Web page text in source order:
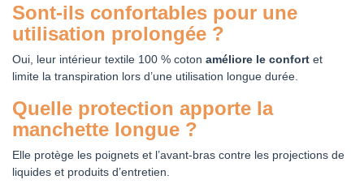
Sont-ils confortables pour une
utilisation prolongée ?
Oui, leur intérieur textile 100 % coton améliore le confort et
limite la transpiration lors d’une utilisation longue durée.
Quelle protection apporte la
manchette longue ?
Elle protège les poignets et l’avant-bras contre les projections de
liquides et produits d’entretien.